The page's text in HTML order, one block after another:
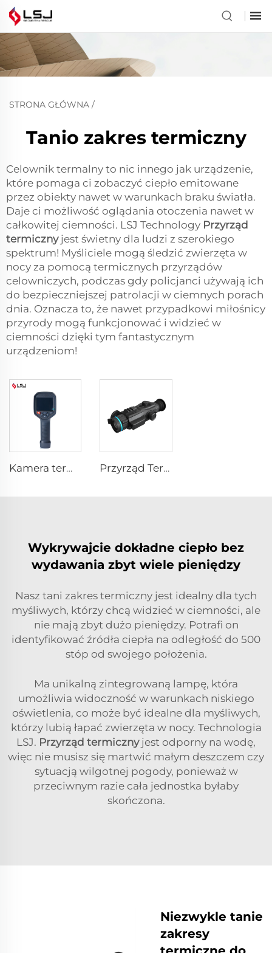
STRONA GŁÓWNA /
Tanio zakres termiczny
Celownik termalny to nic innego jak urządzenie,
które pomaga ci zobaczyć ciepło emitowane
przez obiekty nawet w warunkach braku światła.
Daje ci możliwość oglądania otoczenia nawet w
całkowitej ciemności. LSJ Technology Przyrząd
termiczny jest świetny dla ludzi z szerokiego
spektrum! Myśliciele mogą śledzić zwierzęta w
nocy za pomocą termicznych przyrządów
celowniczych, podczas gdy policjanci używają ich
do bezpieczniejszej patrolacji w ciemnych porach
dnia. Oznacza to, że nawet przypadkowi miłośnicy
przyrody mogą funkcjonować i widzieć w
ciemności dzięki tym fantastycznym
urządzeniom!
Kamera termowizyjna E384 Przyrząd Termowizyjny
Wykrywajcie dokładne ciepło bez
wydawania zbyt wiele pieniędzy
Nasz tani zakres termiczny jest idealny dla tych
myśliwych, którzy chcą widzieć w ciemności, ale
nie mają zbyt dużo pieniędzy. Potrafi on
identyfikować źródła ciepła na odległość do 500
stóp od swojego położenia.
Ma unikalną zintegrowaną lampę, która
umożliwia widoczność w warunkach niskiego
oświetlenia, co może być idealne dla myśliwych,
którzy lubią łapać zwierzęta w nocy. Technologia
LSJ. Przyrząd termiczny jest odporny na wodę,
więc nie musisz się martwić małym deszczem czy
sytuacją wilgotnej pogody, ponieważ w
przeciwnym razie cała jednostka byłaby
skończona.
Niezwykle tanie
zakresy